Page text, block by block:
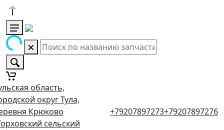
область,
округ Тула,
Крюково
сельский
+79207897273+79207897276